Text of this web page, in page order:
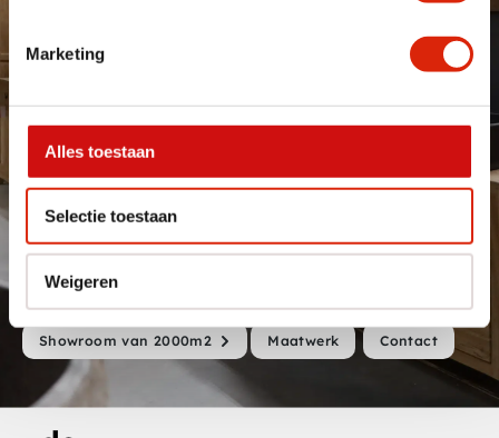
Marketing
Alles toestaan
Selectie toestaan
Weigeren
meer dan 700 producten welke afhankelijk van trends en wensen
van onze klanten doorlopend vernieuwd wordt. Doordat we
assortiment ook nog eens voorraad. Een unieke combinatie in de
Benelux.
Bovenop deze meer dan 700- producten hebben we ook nog
maatwerk oplossingen. Zie je in onze showroom of online een
dan kunnen we met maatwerk aansluiten op die specifieke
wensen. Dat doen we in eigen werkplaats. Daarnaast kunnen we
volledig op maat ontwerpen meubels produceren. Neem contact
op met je wensen of kom langs in onze 2000 m2 grote showroom.
Showroom van 2000m2 Maatwerk Contact